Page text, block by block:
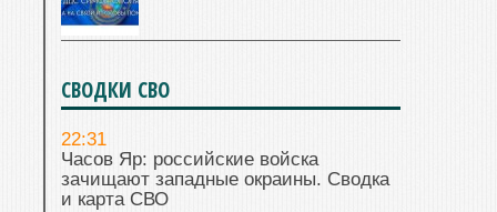
СВОДКИ СВО
22:31
Часов Яр: российские войска
зачищают западные окраины. Сводка
и карта СВО